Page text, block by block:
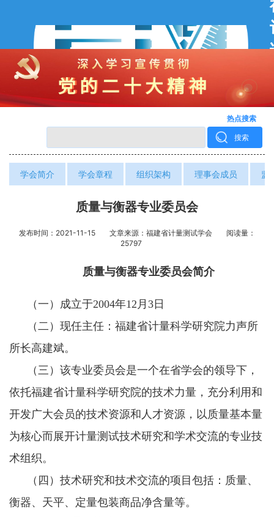
热点搜索
搜索
学会简介 学会章程 组织架构 理事会成员 监
质量与衡器专业委员会
发布时间：2021-11-15 文章来源：福建省计量测试学会
阅读量：
25797
质量与衡器专业委员会简介
（一）成立于2004年12月3日
（二）现任主任：福建省计量科学研究院力声所
所长高建斌。
（三）该专业委员会是一个在省学会的领导下，
依托福建省计量科学研究院的技术力量，充分利用和
开发广大会员的技术资源和人才资源，以质量基本量
为核心而展开计量测试技术研究和学术交流的专业技
术组织。
（四）技术研究和技术交流的项目包括：质量、
衡器、天平、定量包装商品净含量等。